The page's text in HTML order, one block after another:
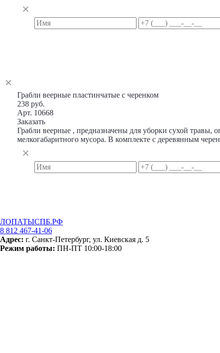
Грабли веерные пластинчатые с черенком
238 руб.
Арт. 10668
Заказать
Грабли веерные , предназначены для уборки сухой травы,
мелкогабаритного мусора. В комплекте с деревянным
ЛОПАТЫСПБ.РФ
8 812 467-41-06
Адрес: г. Санкт-Петербург, ул. Киевская д. 5
Режим работы: ПН-ПТ 10:00-18:00